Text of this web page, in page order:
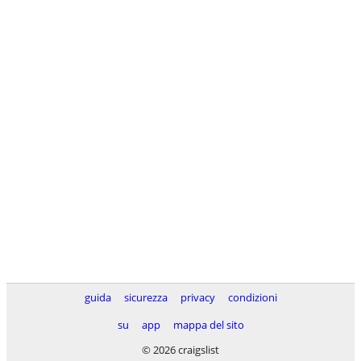
guida sicurezza privacy
condizioni
su
app
mappa del sito
© 2026 craigslist